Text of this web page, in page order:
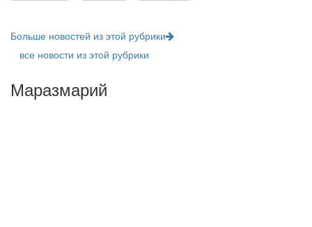
Больше новостей из этой рубрики
все новости из этой рубрики
Маразмарий